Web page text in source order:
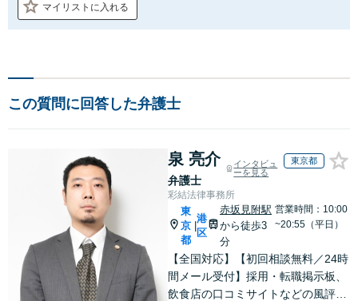
マイリストに入れる
この質問に回答した弁護士
泉 亮介
弁護士
インタビュ
ーを見る
東京都
彩結法律事務所
東
京
都
港
区
赤坂見附駅
から徒歩3
分
営業時間：10:00
~20:55（平日）
【全国対応】【初回相談無料／24時
間メール受付】採用・転職掲示板、
飲食店の口コミサイトなどの風評被